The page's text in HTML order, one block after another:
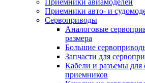
Приемники авиамоделей
Приемники авто- и
Сервоприводы
Аналоговые
размера
Большие
Запчасти для
Кабели и разъемы для
приемников